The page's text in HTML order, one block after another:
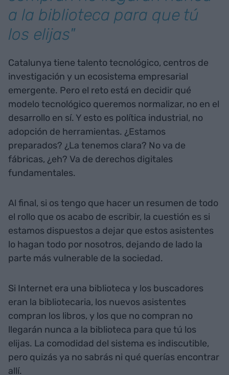
a la biblioteca para que tú
los elijas"
Catalunya tiene talento tecnológico, centros de
investigación y un ecosistema empresarial
emergente. Pero el reto está en decidir qué
modelo tecnológico queremos normalizar, no en el
desarrollo en sí. Y esto es política industrial, no
adopción de herramientas. ¿Estamos
preparados? ¿La tenemos clara? No va de
fábricas, ¿eh? Va de derechos digitales
fundamentales.
Al final, si os tengo que hacer un resumen de todo
el rollo que os acabo de escribir, la cuestión es si
estamos dispuestos a dejar que estos asistentes
lo hagan todo por nosotros, dejando de lado la
parte más vulnerable de la sociedad.
Si Internet era una biblioteca y los buscadores
eran la bibliotecaria, los nuevos asistentes
compran los libros, y los que no compran no
llegarán nunca a la biblioteca para que tú los
elijas. La comodidad del sistema es indiscutible,
pero quizás ya no sabrás ni qué querías encontrar
allí.